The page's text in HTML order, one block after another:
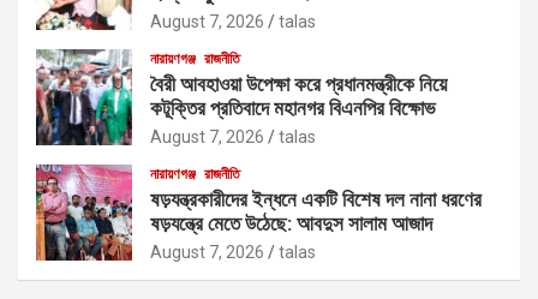
August 7, 2026 talas
নারায়ণগঞ্জ রাজনীতি
বৈরী আবহাওয়া উপেক্ষা করে প্রধানমন্ত্রীকে নিয়ে
কটূক্তির প্রতিবাদে মহানগর বিএনপির বিক্ষোভ
August 7, 2026 talas
নারায়ণগঞ্জ রাজনীতি
ষড়যন্ত্রকারীদের ইন্ধনে একটি বিশেষ দল নানা ধরণের
ষড়যন্ত্রে মেতে উঠেছে: আবদুস সালাম আজাদ
August 7, 2026 talas